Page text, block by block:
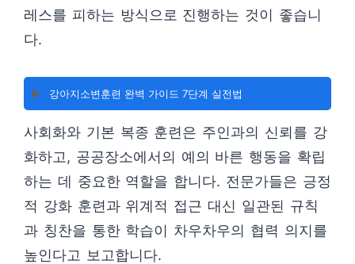
레스를 피하는 방식으로 진행하는 것이 좋습니
다.
▶️ 강아지소변훈련 완벽 가이드 7단계 실전법
사회화와 기본 복종 훈련은 주인과의 신뢰를 강
화하고, 공공장소에서의 예의 바른 행동을 확립
하는 데 중요한 역할을 합니다. 전문가들은 긍정
적 강화 훈련과 위계적 접근 대신 일관된 규칙
과 칭찬을 통한 학습이 차우차우의 협력 의지를
높인다고 보고합니다.